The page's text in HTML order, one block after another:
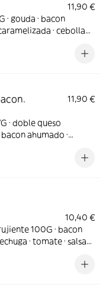
11,90 €
· gouda · bacon
· cebolla
vino a hacer historia.
11,90 €
· doble queso
ahumado ·
10,40 €
100G · bacon
· tomate · salsa